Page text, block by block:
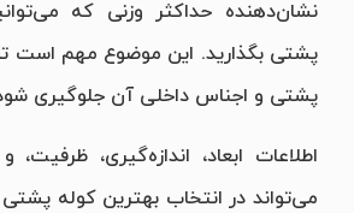
نشان‌دهنده حداکثر وزنی که
پشتی بگذارید. این موضوع مهم است
پشتی و اجناس داخلی آن جلوگیری
اطلاعات ابعاد، اندازه‌گیری،
می‌تواند در انتخاب بهترین کوله